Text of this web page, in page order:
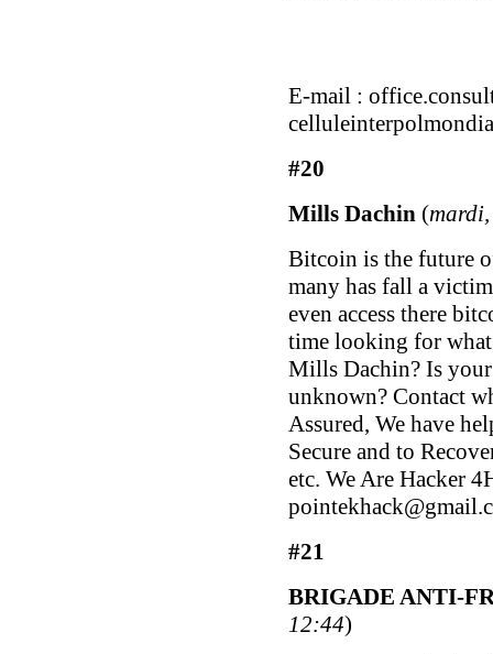
E-mail :
#20
Mills Dachin (
Bitcoin is the future
many has fall a
even access there
time looking for what
Mills Dachin? Is
unknown? Contact
Assured, We have
Secure and to
etc. We Are Hacker
#21
BRIGADE ANTI-
12:44)